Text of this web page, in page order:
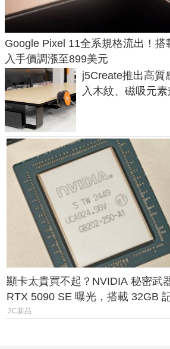
Google Pixel 11全系規格流出！搭
入手價調漲至899美元
j5Create推出高質
入木紋、磁吸元
顯卡太貴買不起？NVIDIA 秘密武
RTX 5090 SE 曝光，搭載 32GB
體
3C新品